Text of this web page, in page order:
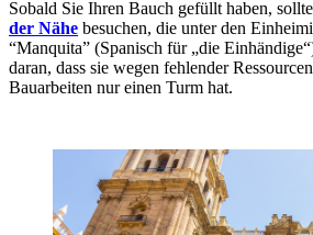
Sobald Sie Ihren Bauch gefüllt haben,
der Nähe besuchen, die unter den
“Manquita” (Spanisch für „die
daran, dass sie wegen fehlender
Bauarbeiten nur einen Turm hat.